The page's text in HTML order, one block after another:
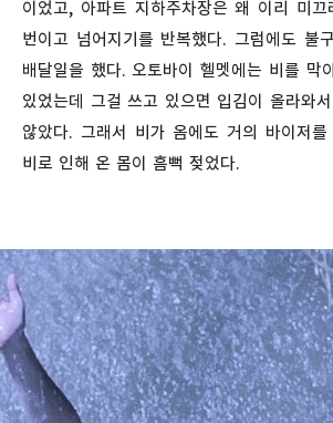
이었고, 아파트 지하주차장은 왜 이리 미
번이고 넘어지기를 반복했다. 그럼에도 불
배달일을 했다. 오토바이 헬멧에는 비를 막
있었는데 그걸 쓰고 있으면 입김이 올라와
않았다. 그래서 비가 옴에도 거의 바이저
비로 인해 온 몸이 흠뻑 젖었다.